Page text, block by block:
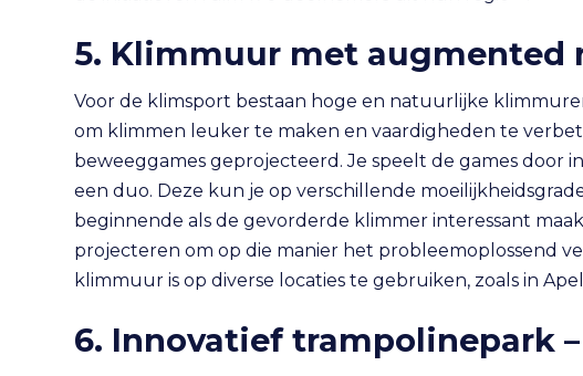
5. Klimmuur met augmented
Voor de klimsport bestaan hoge en natuurlijke
om klimmen leuker te maken en vaardigheden te
beweeggames geprojecteerd. Je speelt de games door
een duo. Deze kun je op verschillende
beginnende als de gevorderde klimmer interessant
projecteren om op die manier het probleemoplossend
klimmuur is op diverse locaties te gebruiken, zoals in
6. Innovatief trampolinepark